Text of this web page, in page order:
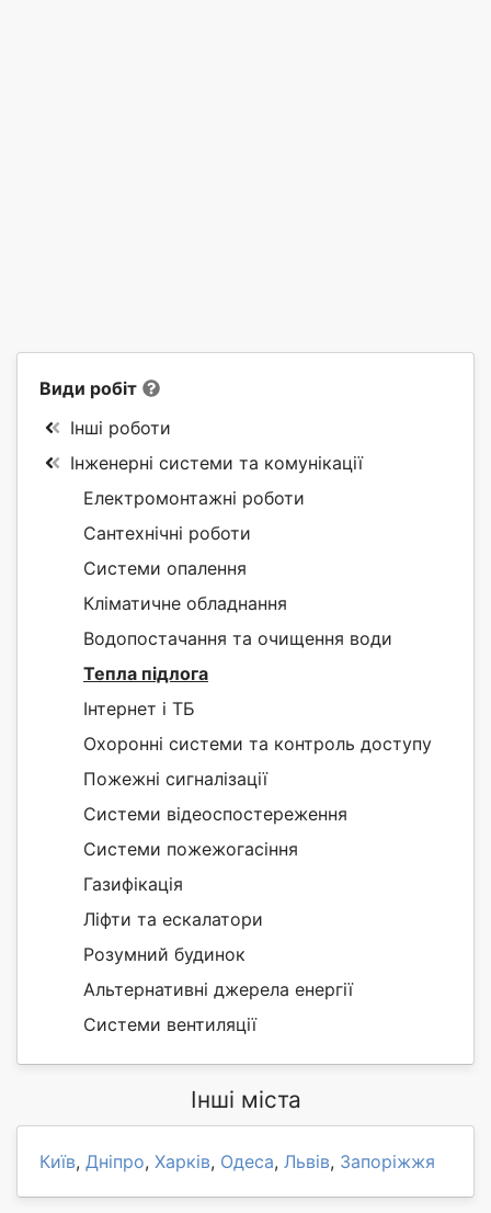
Види робіт
Інші роботи
Інженерні системи та комунікації
Електромонтажні роботи
Сантехнічні роботи
Системи опалення
Кліматичне обладнання
Водопостачання та очищення води
Тепла підлога
Інтернет і ТБ
Охоронні системи та контроль доступу
Пожежні сигналізації
Системи відеоспостереження
Системи пожежогасіння
Газифікація
Ліфти та ескалатори
Розумний будинок
Альтернативні джерела енергії
Системи вентиляції
Інші міста
Київ, Дніпро, Харків, Одеса, Львів, Запоріжжя